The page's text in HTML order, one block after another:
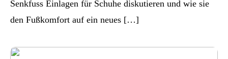
Senkfuss Einlagen für Schuhe diskutieren und wie sie
den Fußkomfort auf ein neues […]